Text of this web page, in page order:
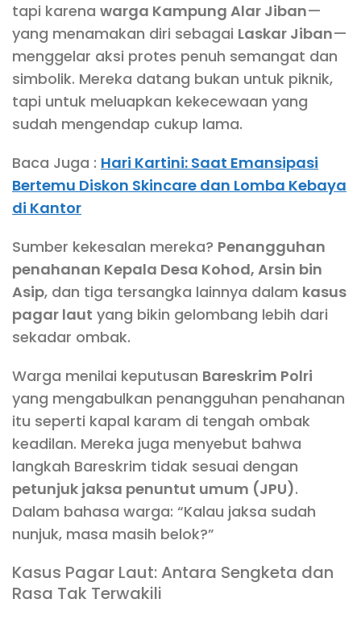
tapi karena warga Kampung Alar Jiban—
yang menamakan diri sebagai Laskar Jiban—
menggelar aksi protes penuh semangat dan
simbolik. Mereka datang bukan untuk piknik,
tapi untuk meluapkan kekecewaan yang
sudah mengendap cukup lama.
Baca Juga : Hari Kartini: Saat Emansipasi
Bertemu Diskon Skincare dan Lomba Kebaya
di Kantor
Sumber kekesalan mereka? Penangguhan
penahanan Kepala Desa Kohod, Arsin bin
Asip, dan tiga tersangka lainnya dalam kasus
pagar laut yang bikin gelombang lebih dari
sekadar ombak.
Warga menilai keputusan Bareskrim Polri
yang mengabulkan penangguhan penahanan
itu seperti kapal karam di tengah ombak
keadilan. Mereka juga menyebut bahwa
langkah Bareskrim tidak sesuai dengan
petunjuk jaksa penuntut umum (JPU).
Dalam bahasa warga: “Kalau jaksa sudah
nunjuk, masa masih belok?”
Kasus Pagar Laut: Antara Sengketa dan
Rasa Tak Terwakili